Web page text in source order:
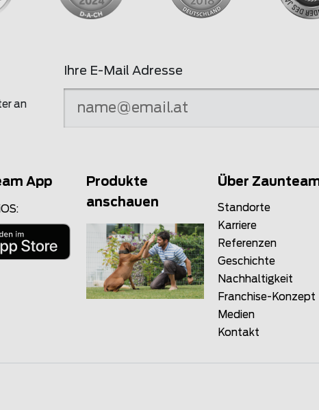
an
Ihre E-Mail Adresse
App
Produkte
anschauen
Über
Standorte
Karriere
Referenzen
Geschichte
Nachhaltigkeit
Franchise-Konzept
Medien
Kontakt